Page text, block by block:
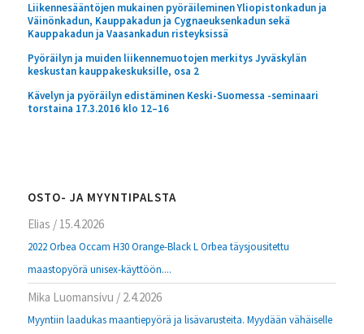
Liikennesääntöjen mukainen pyöräileminen Yliopistonkadun ja
Väinönkadun, Kauppakadun ja Cygnaeuksenkadun sekä
Kauppakadun ja Vaasankadun risteyksissä
Pyöräilyn ja muiden liikennemuotojen merkitys Jyväskylän
keskustan kauppakeskuksille, osa 2
Kävelyn ja pyöräilyn edistäminen Keski-Suomessa -seminaari
torstaina 17.3.2016 klo 12–16
OSTO- JA MYYNTIPALSTA
Elias / 15.4.2026
2022 Orbea Occam H30 Orange-Black L Orbea täysjousitettu
maastopyörä unisex-käyttöön....
Mika Luomansivu / 2.4.2026
Myyntiin laadukas maantiepyörä ja lisävarusteita. Myydään vähäiselle